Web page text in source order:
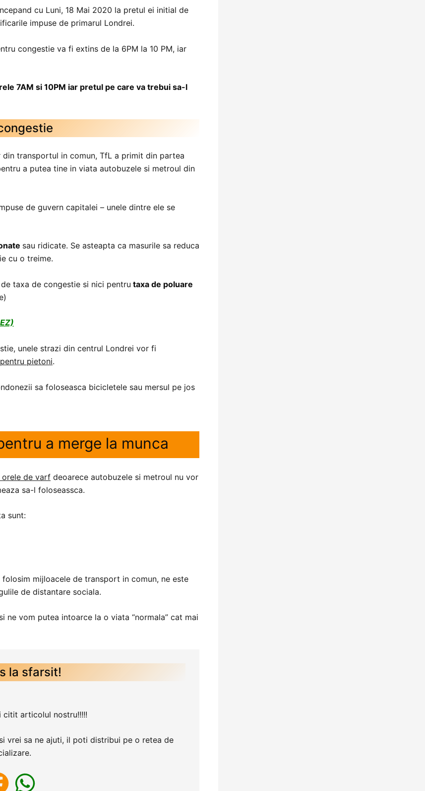
cu Luni, 18 Mai 2020 la pretul ei initial de
impuse de primarul Londrei.
congestie va fi extins de la 6PM la 10 PM, iar
7AM si 10PM iar pretul pe care va trebui sa-l
transportul in comun, TfL a primit din partea
a putea tine in viata autobuzele si metroul din
de guvern capitalei – unele dintre ele se
sau ridicate. Se asteapta ca masurile sa reduca
cu o treime.
taxa de congestie si nici pentru taxa de poluare
unele strazi din centrul Londrei vor fi
pietoni.
sa foloseasca bicicletele sau mersul pe jos
a merge la munca
orele de varf deoarece autobuzele si metroul nu vor
sa-l foloseassca.
sunt:
mijloacele de transport in comun, ne este
de distantare sociala.
ne vom putea intoarce la o viata “normala” cat mai
la sfarsit!
citit articolul nostru!!!!!
vrei sa ne ajuti, il poti distribui pe o retea de